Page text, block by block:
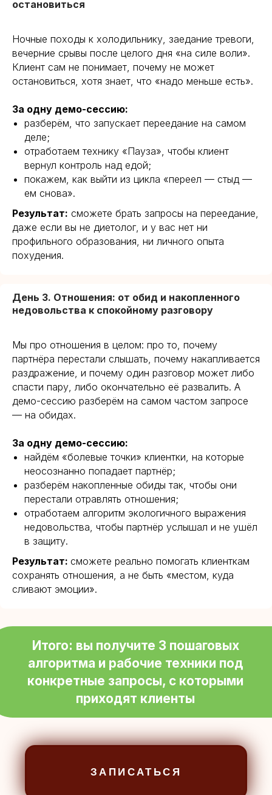
остановиться
Ночные походы к холодильнику, заедание тревоги,
вечерние срывы после целого дня «на силе воли».
Клиент сам не понимает, почему не может
остановиться, хотя знает, что «надо меньше есть».
За одну демо-сессию:
разберём, что запускает переедание на самом
деле;
отработаем технику «Пауза», чтобы клиент
вернул контроль над едой;
покажем, как выйти из цикла «переел — стыд —
ем снова».
Результат: сможете брать запросы на переедание,
даже если вы не диетолог, и у вас нет ни
профильного образования, ни личного опыта
похудения.
День 3. Отношения: от обид и накопленного
недовольства к спокойному разговору
Мы про отношения в целом: про то, почему
партнёра перестали слышать, почему накапливается
раздражение, и почему один разговор может либо
спасти пару, либо окончательно её развалить. А
демо-сессию разберём на самом частом запросе
— на обидах.
За одну демо-сессию:
найдём «болевые точки» клиентки, на которые
неосознанно попадает партнёр;
разберём накопленные обиды так, чтобы они
перестали отравлять отношения;
отработаем алгоритм экологичного выражения
недовольства, чтобы партнёр услышал и не ушёл
в защиту.
Результат: сможете реально помогать клиенткам
сохранять отношения, а не быть «местом, куда
сливают эмоции».
Итого: вы получите 3 пошаговых
алгоритма и рабочие техники под
конкретные запросы, с которыми
приходят клиенты
ЗАПИСАТЬСЯ
В ПОДАРОК ЗА
РЕГИСТРАЦИЮ